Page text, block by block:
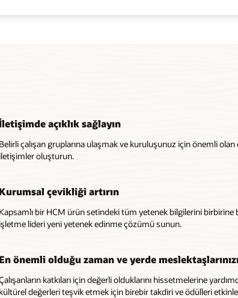
İletişimde açıklık sağlayın
Belirli çalışan gruplarına ulaşmak ve kuruluşunuz için önemli
oluşturun.
Kurumsal çevikliği artırın
Kapsamlı bir HCM ürün setindeki tüm yetenek bilgilerini birbirine
lideri yeni yetenek edinme çözümü sunun.
En önemli olduğu zaman ve yerde
katkıları için değerli olduklarını hissetmelerine
kültürel değerleri teşvik etmek için birebir takdiri ve ödülleri